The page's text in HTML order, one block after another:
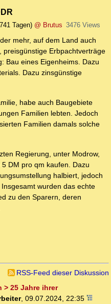
Tagen) @ Brutus 3476 Views
mehr, auf dem Land auch
preisgünstige Erbpachtverträge
Bau eines Eigenheims. Dazu
Dazu zinsgünstige
habe auch Baugebiete
Familien lebten. Jedoch
Familien damals solche
Regierung, unter Modrow,
DM pro qm kaufen. Dazu
halbiert, jedoch
wurden das echte
zu den Sparern, deren
RSS-Feed dieser Diskussion
> 25 Jahre ihrer
, 09.07.2024, 22:35